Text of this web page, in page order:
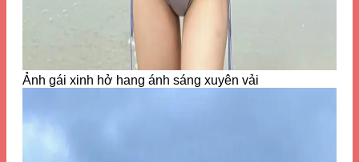
Ảnh gái xinh hở hang ánh sáng xuyên vải